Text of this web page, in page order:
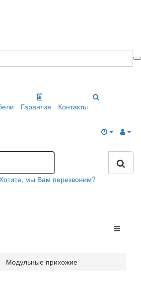
Гарантия
Контакты
мы Вам перезвоним?
Модульные прихожие